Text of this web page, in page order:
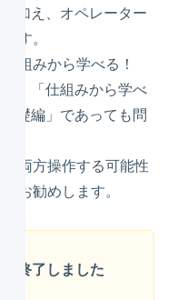
加え、オペレーター
す。
組みから学べる！
、「仕組みから学べ
礎編」であっても問
も両方操作する可能性
お勧めします。
は終了しました